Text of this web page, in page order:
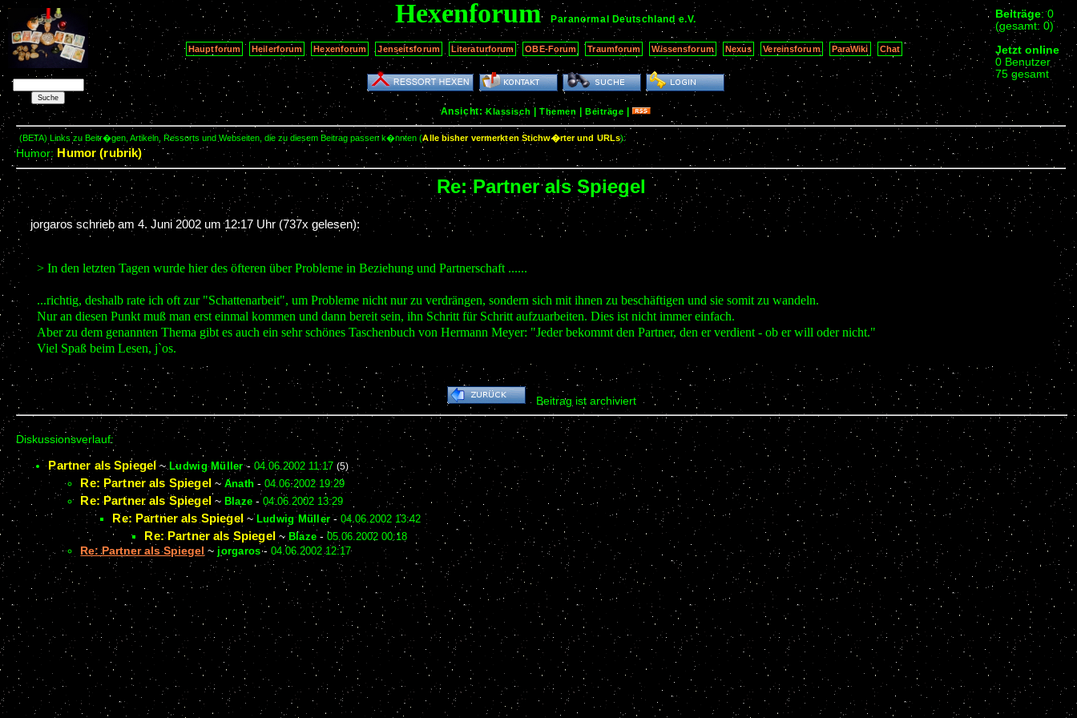
Beiträge: 0
(gesamt: 0)
Jetzt online
0 Benutzer
75 gesamt
Hexenforum Paranormal Deutschland e.V.
Hauptforum Heilerforum Hexenforum Jenseitsforum Literaturforum OBE-Forum Traumforum Wissensforum Nexus Vereinsforum ParaWiki Chat
Ansicht:Klassisch Themen |Beiträge |
(BETA) Links zu Beitr�gen, Artikeln, Ressorts und Webseiten, die zu diesem Beitrag passen k�nnten (Alle bisher vermerkten Stichw�rter und URLs):
Humor: Humor (rubrik)
Re: Partner als Spiegel
jorgaros schrieb am4. Juni 2002 um 12:17 Uhr (737x gelesen):
> In den letzten Tagen wurde hier des öfteren über Probleme in Beziehung und Partnerschaft ......
...richtig, deshalb rate ich oft zur "Schattenarbeit", um Probleme nicht nur zu verdrängen, sondern sich mit ihnen zu beschäftigen und sie somit zu wandeln.
Nur an diesen Punkt muß man erst einmal kommen und dann bereit sein, ihn Schritt für Schritt aufzuarbeiten. Dies ist nicht immer einfach.
Aber zu dem genannten Thema gibt es auch ein sehr schönes Taschenbuch von Hermann Meyer: "Jeder bekommt den Partner, den er verdient - ob er will oder nicht."
Viel Spaß beim Lesen, j`os.
Beitrag ist archiviert
Diskussionsverlauf:
Partner als Spiegel ~ Ludwig Müller-04.06.2002 11:17 (5)
Re: Partner als Spiegel ~ Anath -04.06.2002 19:29
Re: Partner als Spiegel ~ Blaze -04.06.2002 13:29
Re: Partner als Spiegel~ Ludwig Müller -04.06.2002 13:42
Re: Partner als Spiegel ~ Blaze -05.06.2002 00:18
Re: Partner als Spiegel ~ jorgaros-04.06.2002 12:17